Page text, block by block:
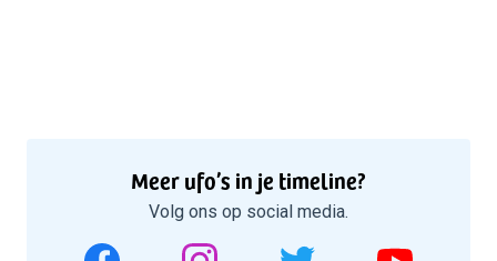
Meer ufo’s in je timeline?
Volg ons op social media.